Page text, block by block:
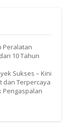
Peralatan
10 Tahun
Sukses – Kini
dan Terpercaya
Pengaspalan